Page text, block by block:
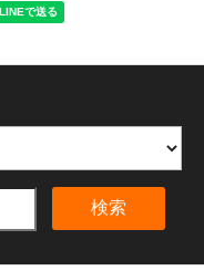
検索